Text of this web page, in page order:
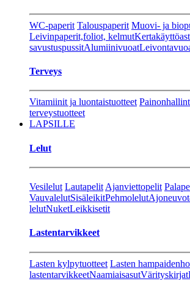
WC-paperit Talouspaperit Muovi- ja
Leivinpaperit,foliot, kelmut
savustuspussitAlumiinivuoat
Terveys
Vitamiinit ja luontaistuotteet
terveystuotteet
LAPSILLE
Lelut
Vesilelut Lautapelit Ajanviettopelit
VauvalelutSisäleikitPehmolelut
lelutNuketLeikkisetit
Lastentarvikkeet
Lasten kylpytuotteet Lasten
lastentarvikkeetNaamiaisasutVärityskirjat